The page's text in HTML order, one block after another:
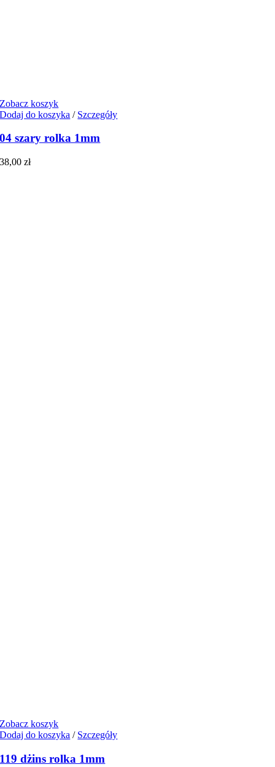
Zobacz koszyk
Dodaj do koszyka / Szczegóły
04 szary rolka 1mm
38,00zł
Zobacz koszyk
Dodaj do koszyka / Szczegóły
119 dżins rolka 1mm